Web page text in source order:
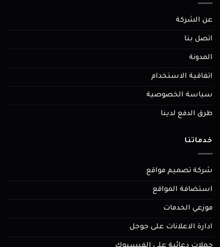
عن الشركة
اتصل بنا
المدونة
اتفاقية الاستخدام
سياسة الخصوصية
طرق الدفع لدينا
خدماتنا
شركة تصميم مواقع
استضافة المواقع
موزعي الخدمات
ادارة الاعلانات على جوجل